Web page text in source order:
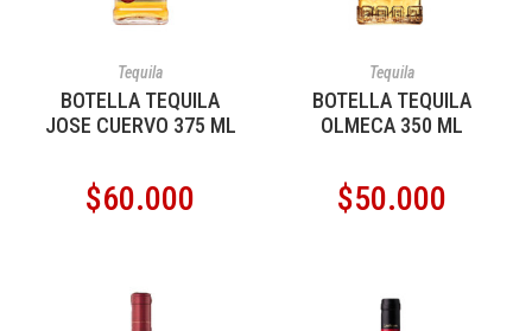
Tequila
BOTELLA TEQUILA
JOSE CUERVO 375 ML
$60.000
Tequila
BOTELLA TEQUILA
OLMECA 350 ML
$50.000